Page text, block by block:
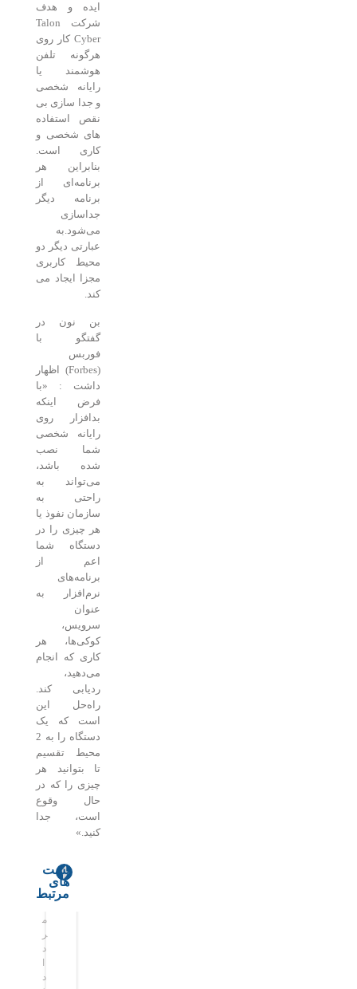
ه
ش
م
ص
ایده و هدف
شرکت Talon
Cyber کار روی
هرگونه تلفن
هوشمند یا
رایانه شخصی
و جدا سازی بی
نقص استفاده
های شخصی و
کاری است.
بنابراین هر
برنامه‌ای از
برنامه دیگر
جداسازی
می‌شود.به
عبارتی دیگر دو
محیط کاربری
مجزا ایجاد می
بن نون در
گفتگو با
(Forbes) اظهار
داشت : «با
فرض اینکه
بدافزار روی
رایانه شخصی
شما نصب
شده باشد،
می‌تواند به
راحتی به
سازمان نفوذ یا
هر چیزی را در
دستگاه شما
اعم از
برنامه‌های
نرم‌افزار به
سرویس،
کوکی‌ها، هر
کاری که انجام
می‌دهید،
ردیابی کند.
راه‌حل این
است که یک
دستگاه را به 2
محیط تقسیم
تا بتوانید هر
چیزی را که در
حال وقوع
است، جدا